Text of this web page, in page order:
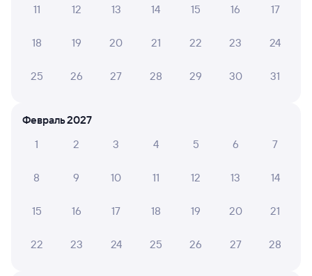
ЖД билеты Тулучи
11 12 13 14 15 16 17
18 19 20 21 22 23 24
25 26 27 28 29 30 31
Февраль 2027
1
2 3 4 5 6 7
8 9 10 11 12 13 14
15 16 17 18 19 20 21
22 23 24 25 26 27 28